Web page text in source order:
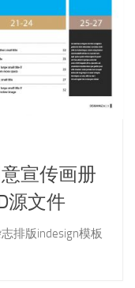
宣传画册
源文件
排版indesign模板